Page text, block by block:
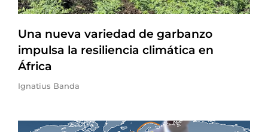
Una nueva variedad de garbanzo
impulsa la resiliencia climática en
África
Ignatius Banda